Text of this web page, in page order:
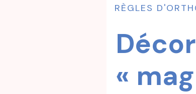
RÈGLES
«